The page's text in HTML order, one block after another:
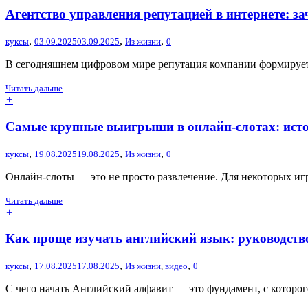
Агентство управления репутацией в интернете:
куксы, 03.09.202503.09.2025, Из жизни, 0
В сегодняшнем цифровом мире репутация компании
Читать дальше
+
Самые крупные выигрыши в онлайн-слотах:
куксы, 19.08.202519.08.2025, Из жизни, 0
Онлайн-слоты — это не просто развлечение. Для некоторых
Читать дальше
+
Как проще изучать английский язык:
куксы, 17.08.202517.08.2025, Из жизни, видео, 0
С чего начать Английский алфавит — это фундамент, с